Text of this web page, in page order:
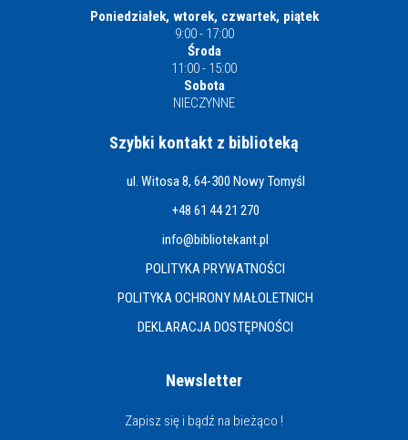
Poniedziałek, wtorek, czwartek, piątek
9:00 - 17:00
Środa
11:00 - 15:00
Sobota
NIECZYNNE
Szybki kontakt z biblioteką
ul. Witosa 8, 64-300 Nowy Tomyśl
+48 61 44 21 270
info@bibliotekant.pl
POLITYKA PRYWATNOŚCI
POLITYKA OCHRONY MAŁOLETNICH
DEKLARACJA DOSTĘPNOŚCI
Newsletter
Zapisz się i bądź na bieżąco !